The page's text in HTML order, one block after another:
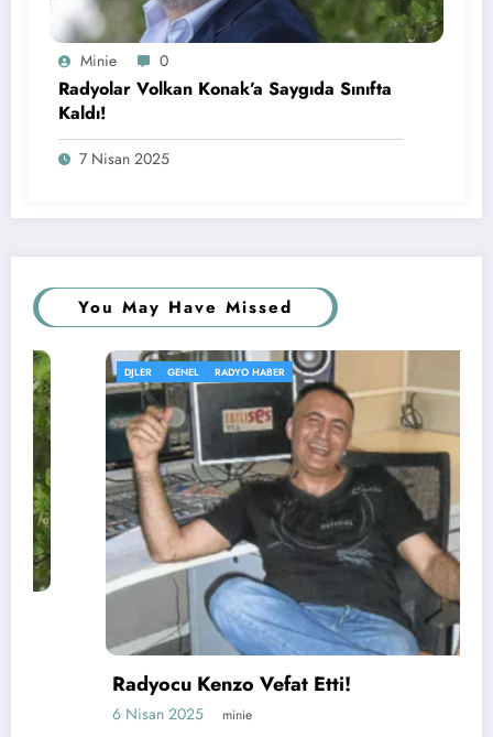
Minie 0
Radyolar Volkan Konak’a Saygıda Sınıfta
Kaldı!
7 Nisan 2025
You May Have Missed
GENEL RADYO HABER
Radyocu Kenzo Vefat Etti!
6 Nisan 2025 minie